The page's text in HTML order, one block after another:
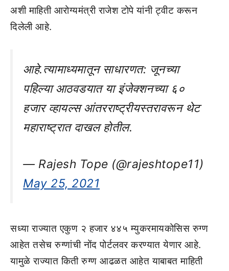
अशी माहिती आरोग्यमंत्री राजेश टोपे यांनी ट्वीट करून
दिलेली आहे.
आहे.त्यामाध्यमातून साधारणत: जूनच्या
पहिल्या आठवडयात या इंजेक्शनच्या ६०
हजार व्हायल्स आंतरराष्ट्रीयस्तरावरून थेट
महाराष्ट्रात दाखल होतील.
— Rajesh Tope (@rajeshtope11)
May 25, 2021
सध्या राज्यात एकुण २ हजार ४४५ म्युकरमायकोसिस रुग्ण
आहेत तसेच रुग्णांची नोंद पोर्टलवर करण्यात येणार आहे.
यामुळे राज्यात किती रुग्ण आढळत आहेत याबाबत माहिती